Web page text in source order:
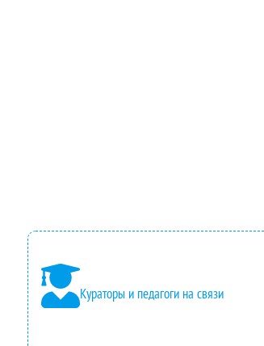
Кураторы и педагоги на связи